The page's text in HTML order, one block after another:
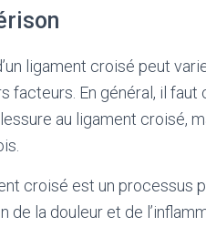
ligament croisé peut
facteurs. En général, il
au ligament croisé,
croisé est un
de la douleur et de